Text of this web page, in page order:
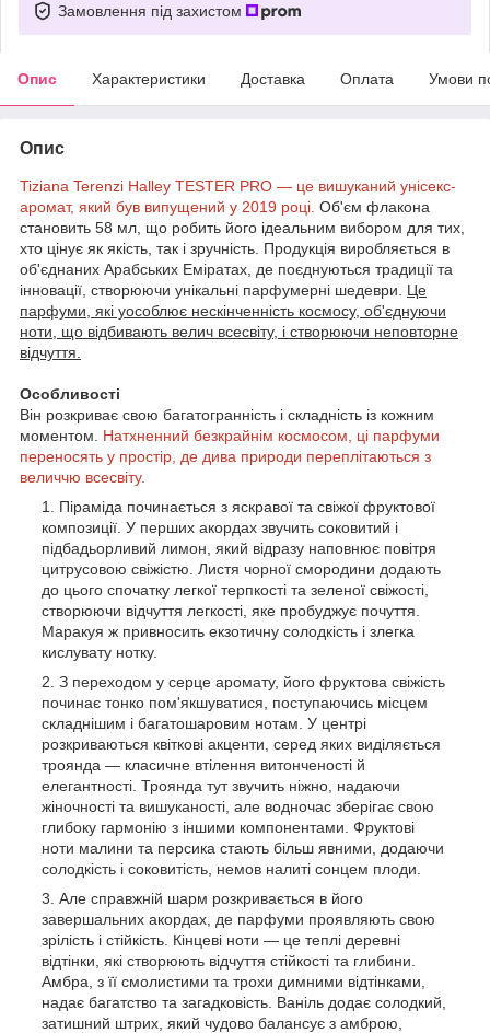
Замовлення під захистом
Опис Характеристики Доставка Оплата Умови
Опис
Tiziana Terenzi Halley TESTER PRO — це вишуканий унісекс-
аромат, який був випущений у 2019 році. Об'єм флакона
становить 58 мл, що робить його ідеальним вибором для тих,
хто цінує як якість, так і зручність. Продукція виробляється в
об'єднаних Арабських Еміратах, де поєднуються традиції та
інновації, створюючи унікальні парфумерні шедеври. Це
парфуми, які уособлює нескінченність космосу, об'єднуючи
ноти, що відбивають велич всесвіту, і створюючи неповторне
відчуття.
Особливості
Він розкриває свою багатогранність і складність із кожним
моментом. Натхненний безкрайнім космосом, ці парфуми
переносять у простір, де дива природи переплітаються з
величчю всесвіту.
Піраміда починається з яскравої та свіжої фруктової
композиції. У перших акордах звучить соковитий і
підбадьорливий лимон, який відразу наповнює повітря
цитрусовою свіжістю. Листя чорної смородини додають
до цього спочатку легкої терпкості та зеленої свіжості,
створюючи відчуття легкості, яке пробуджує почуття.
Маракуя ж привносить екзотичну солодкість і злегка
кислувату нотку.
З переходом у серце аромату, його фруктова свіжість
починає тонко пом'якшуватися, поступаючись місцем
складнішим і багатошаровим нотам. У центрі
розкриваються квіткові акценти, серед яких виділяється
троянда — класичне втілення витонченості й
елегантності. Троянда тут звучить ніжно, надаючи
жіночності та вишуканості, але водночас зберігає свою
глибоку гармонію з іншими компонентами. Фруктові
ноти малини та персика стають більш явними, додаючи
солодкість і соковитість, немов налиті сонцем плоди.
Але справжній шарм розкривається в його
завершальних акордах, де парфуми проявляють свою
зрілість і стійкість. Кінцеві ноти — це теплі деревні
відтінки, які створюють відчуття стійкості та глибини.
Амбра, з її смолистими та трохи димними відтінками,
надає багатство та загадковість. Ваніль додає солодкий,
затишний штрих, який чудово балансує з амброю,